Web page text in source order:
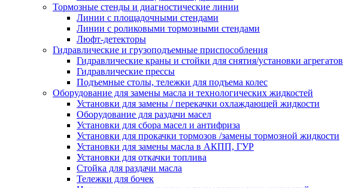
Тормозные стенды и диагностические линии
Линии с площадочными стендами
Линии с роликовыми тормозными стендами
Люфт-детекторы
Гидравлические и грузоподъемные приспособления
Гидравлические краны и стойки для снятия/установки агрегатов
Гидравлические прессы
Подъемные столы, тележки для подъема колес
Оборудование для замены масла и технологических жидкостей
Установки для замены / перекачки охлаждающей жидкости
Оборудование для раздачи масел
Установки для сбора масел и антифриза
Установки для прокачки тормозов /замены тормозной жидкости
Установки для замены масла в АКПП, ГУР
Установки для откачки топлива
Стойка для раздачи масла
Тележки для бочек